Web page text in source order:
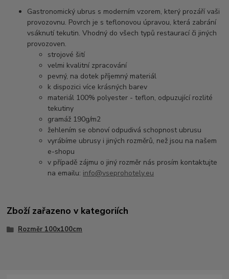
Gastronomický ubrus s moderním vzorem, který prozáří vaši
provozovnu. Povrch je s teflonovou úpravou, která zabrání
vsáknutí tekutin. Vhodný do všech typů restaurací či jiných
provozoven.
strojové šití
velmi kvalitní zpracování
pevný, na dotek příjemný materiál
k dispozici více krásných barev
materiál 100% polyester - teflon, odpuzující rozlité
tekutiny
gramáž 190g/m2
žehlením se obnoví odpudivá schopnost ubrusu
vyrábíme ubrusy i jiných rozměrů, než jsou na našem
e-shopu
v případě zájmu o jiný rozměr nás prosím kontaktujte
na emailu: info@vseprohotely.eu
Zboží zařazeno v kategoriích
Rozměr 100x100cm